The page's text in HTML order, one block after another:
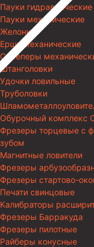
Пауки гидравлические
Пауки механические
Желонки
Ерши механические
Скреперы
Штанголовки
Удочки ловильные
Труболовки
Обурочный комплекс
Фрезеры торцевые с
зубом
Магнитные ловители
Фрезеры
Фрезеры стартово-
Печати свинцовые
Калибраторы
Фрезеры Барракуда
Фрезеры пилотные
Райберы конусные